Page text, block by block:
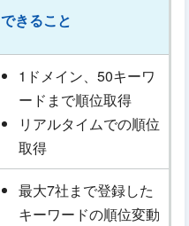
できること
1ドメイン、50キーワ
ードまで順位取得
リアルタイムでの順位
取得
最大7社まで登録した
キーワードの順位変動